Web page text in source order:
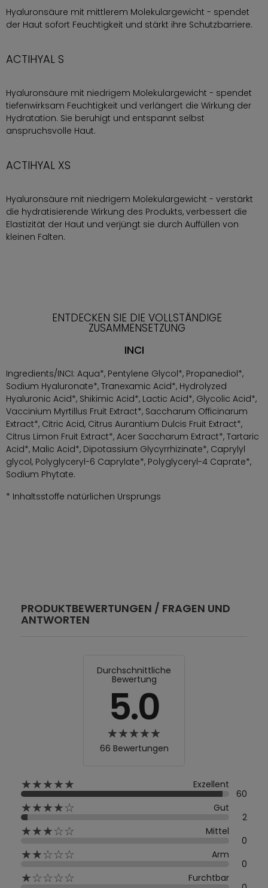
Hyaluronsäure mit mittlerem Molekulargewicht - spendet
der Haut sofort Feuchtigkeit und stärkt ihre Schutzbarriere.
ACTIHYAL S
Hyaluronsäure mit niedrigem Molekulargewicht - spendet
tiefenwirksam Feuchtigkeit und verlängert die Wirkung der
Hydratation. Sie beruhigt und entspannt selbst
anspruchsvolle Haut.
ACTIHYAL XS
Hyaluronsäure mit niedrigem Molekulargewicht - verstärkt
die hydratisierende Wirkung des Produkts, verbessert die
Elastizität der Haut und verjüngt sie durch Auffüllen von
kleinen Falten.
ENTDECKEN SIE DIE VOLLSTÄNDIGE
ZUSAMMENSETZUNG
INCI
Ingredients/INCI: Aqua*, Pentylene Glycol*, Propanediol*,
Sodium Hyaluronate*, Tranexamic Acid*, Hydrolyzed
Hyaluronic Acid*, Shikimic Acid*, Lactic Acid*, Glycolic Acid*,
Vaccinium Myrtillus Fruit Extract*, Saccharum Officinarum
Extract*, Citric Acid, Citrus Aurantium Dulcis Fruit Extract*,
Citrus Limon Fruit Extract*, Acer Saccharum Extract*, Tartaric
Acid*, Malic Acid*, Dipotassium Glycyrrhizinate*, Caprylyl
glycol, Polyglyceryl-6 Caprylate*, Polyglyceryl-4 Caprate*,
Sodium Phytate.
* Inhaltsstoffe natürlichen Ursprungs
PRODUKTBEWERTUNGEN / FRAGEN UND
ANTWORTEN
Durchschnittliche
Bewertung
5.0
66 Bewertungen
★★★★★
Exzellent
60
★★★★☆
Gut
2
★★★☆☆
Mittel
0
★★☆☆☆
Arm
0
★☆☆☆☆
Furchtbar